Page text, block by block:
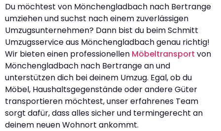
Du möchtest von Mönchengladbach nach Bertrange
umziehen und suchst nach einem zuverlässigen
Umzugsunternehmen? Dann bist du beim Schmitt
Umzugsservice aus Mönchengladbach genau richtig!
Wir bieten einen professionellen Möbeltransport von
Mönchengladbach nach Bertrange an und
unterstützen dich bei deinem Umzug. Egal, ob du
Möbel, Haushaltsgegenstände oder andere Güter
transportieren möchtest, unser erfahrenes Team
sorgt dafür, dass alles sicher und termingerecht an
deinem neuen Wohnort ankommt.